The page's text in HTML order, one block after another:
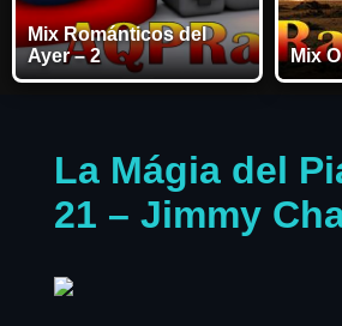
Mix Románticos del
Ayer – 2
Mix
La Mágia del
21 – Jimmy